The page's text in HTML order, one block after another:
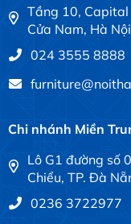
Tầng 10,
Cửa Nam, Hà Nội
024 3555 8888
Chi nhánh Miền
Lô G1 đường số
Chiểu, TP. Đà
0236 3722977